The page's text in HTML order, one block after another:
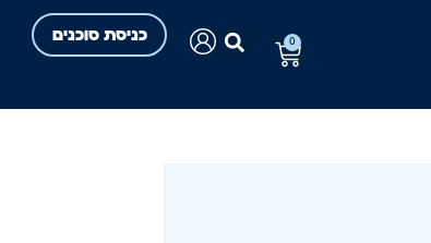
כניסת סוכנים 0